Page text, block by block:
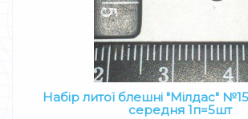
Набір литої блешні "Мілдас"
середня 1п=5шт